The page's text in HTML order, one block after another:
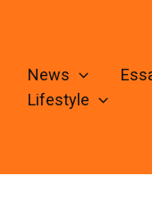
News
Lifestyle